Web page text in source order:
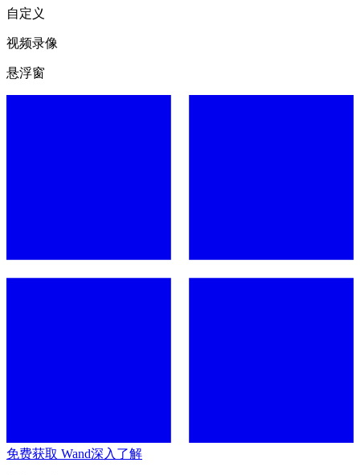
自定义
视频录像
悬浮窗
免费获取 Wand深入了解